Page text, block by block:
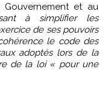
et au
à simplifier les
de ses pouvoirs
le code des
adoptés lors de la
de la loi « pour une